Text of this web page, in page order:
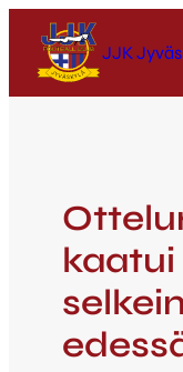
JJK